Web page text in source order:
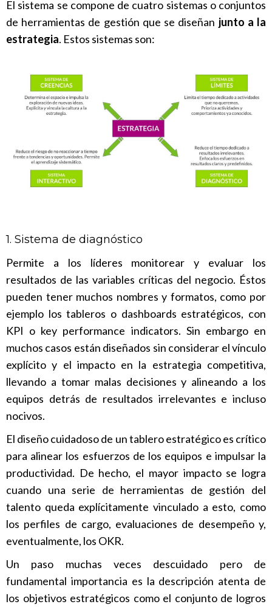
El sistema se compone de cuatro sistemas o conjuntos
de herramientas de gestión que se diseñan junto a la
estrategia. Estos sistemas son:
1. Sistema de diagnóstico
Permite a los líderes monitorear y evaluar los
resultados de las variables críticas del negocio. Éstos
pueden tener muchos nombres y formatos, como por
ejemplo los tableros o dashboards estratégicos, con
KPI o key performance indicators. Sin embargo en
muchos casos están diseñados sin considerar el vínculo
explícito y el impacto en la estrategia competitiva,
llevando a tomar malas decisiones y alineando a los
equipos detrás de resultados irrelevantes e incluso
nocivos.
El diseño cuidadoso de un tablero estratégico es crítico
para alinear los esfuerzos de los equipos e impulsar la
productividad. De hecho, el mayor impacto se logra
cuando una serie de herramientas de gestión del
talento queda explícitamente vinculado a esto, como
los perfiles de cargo, evaluaciones de desempeño y,
eventualmente, los OKR.
Un paso muchas veces descuidado pero de
fundamental importancia es la descripción atenta de
los objetivos estratégicos como el conjunto de logros